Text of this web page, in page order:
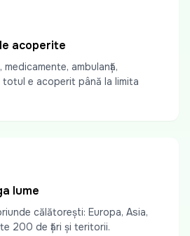
acoperite
ambulanță,
e acoperit până la limita
lume
călătorești: Europa, Asia,
200 de țări și teritorii.